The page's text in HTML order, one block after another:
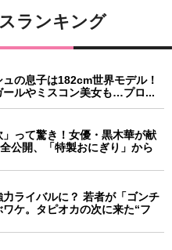
ランキング
ュの息子は182cm世界モデル！
ールやミスコン美女も…プロ...
」って驚き！女優・黒木華が献
公開、「特製おにぎり」から
力ライバルに？ 若者が「ゴンチ
ワケ。タピオカの次に来た“フ